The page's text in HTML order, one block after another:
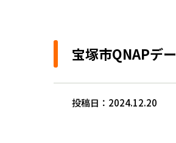
宝塚市QNAPデ
投稿日：2024.12.20